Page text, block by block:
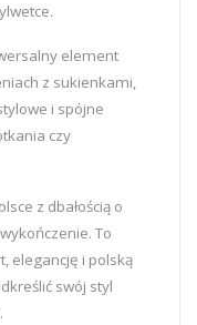
element
z sukienkami,
i spójne
czy
z dbałością o
To
elegancję i polską
swój styl